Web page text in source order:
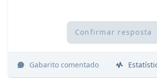
Confirmar resposta
Gabarito comentado